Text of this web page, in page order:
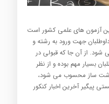
آزمون های علمی کشور است
جهت ورود به رشته و
شود. از آن جا که قبولی در
بسیار مهم بوده و از نظر
ساز محسوب می شود،
داوطلبان کنکور ۹۹ بایستی پیگیر آخرین اخبار کنکور